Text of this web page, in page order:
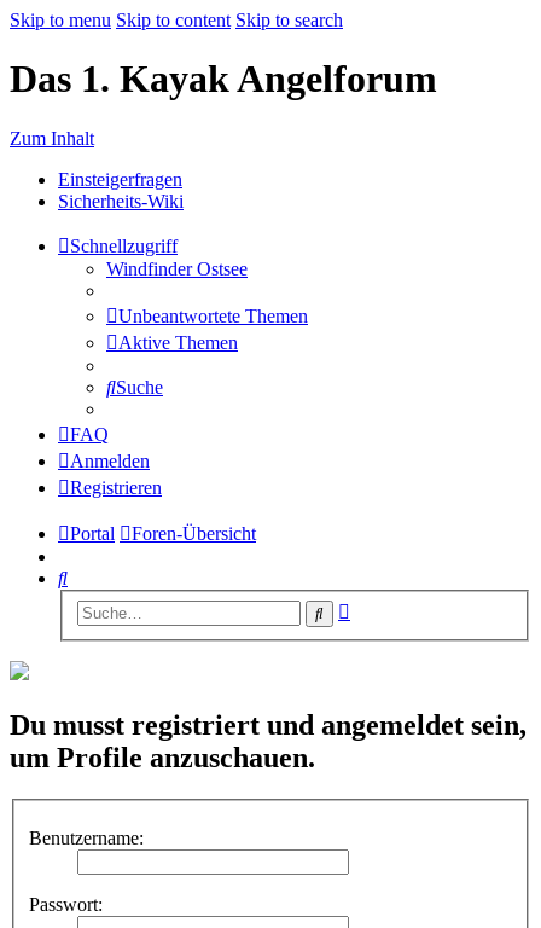
Skip to menu Skip to content Skip to search
Das 1. Kayak Angelforum
Zum Inhalt
Einsteigerfragen
Sicherheits-Wiki
Schnellzugriff
Windfinder Ostsee
Unbeantwortete Themen
Aktive Themen
Suche
FAQ
Anmelden
Registrieren
Portal Foren-Übersicht
Suche
Suche
Du musst registriert und angemeldet sein,
um Profile anzuschauen.
Benutzername:
Passwort: